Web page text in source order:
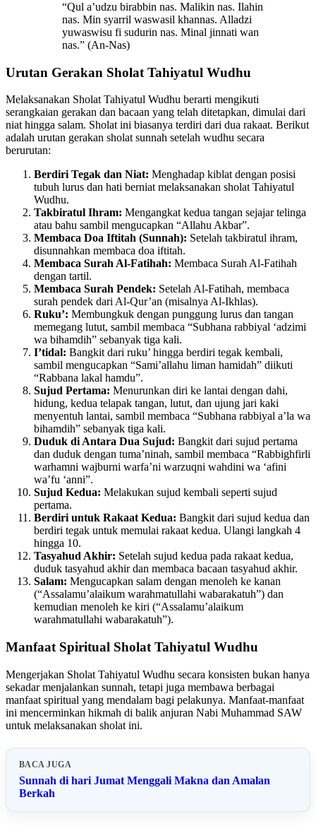
“Qul a’udzu birabbin nas. Malikin nas. Ilahin
nas. Min syarril waswasil khannas. Alladzi
yuwaswisu fi sudurin nas. Minal jinnati wan
nas.” (An-Nas)
Urutan Gerakan Sholat Tahiyatul Wudhu
Melaksanakan Sholat Tahiyatul Wudhu berarti mengikuti
serangkaian gerakan dan bacaan yang telah ditetapkan, dimulai dari
niat hingga salam. Sholat ini biasanya terdiri dari dua rakaat. Berikut
adalah urutan gerakan sholat sunnah setelah wudhu secara
berurutan:
Berdiri Tegak dan Niat: Menghadap kiblat dengan posisi
tubuh lurus dan hati berniat melaksanakan sholat Tahiyatul
Wudhu.
Takbiratul Ihram: Mengangkat kedua tangan sejajar telinga
atau bahu sambil mengucapkan “Allahu Akbar”.
Membaca Doa Iftitah (Sunnah): Setelah takbiratul ihram,
disunnahkan membaca doa iftitah.
Membaca Surah Al-Fatihah: Membaca Surah Al-Fatihah
dengan tartil.
Membaca Surah Pendek: Setelah Al-Fatihah, membaca
surah pendek dari Al-Qur’an (misalnya Al-Ikhlas).
Ruku’: Membungkuk dengan punggung lurus dan tangan
memegang lutut, sambil membaca “Subhana rabbiyal ‘adzimi
wa bihamdih” sebanyak tiga kali.
I’tidal: Bangkit dari ruku’ hingga berdiri tegak kembali,
sambil mengucapkan “Sami’allahu liman hamidah” diikuti
“Rabbana lakal hamdu”.
Sujud Pertama: Menurunkan diri ke lantai dengan dahi,
hidung, kedua telapak tangan, lutut, dan ujung jari kaki
menyentuh lantai, sambil membaca “Subhana rabbiyal a’la wa
bihamdih” sebanyak tiga kali.
Duduk di Antara Dua Sujud: Bangkit dari sujud pertama
dan duduk dengan tuma’ninah, sambil membaca “Rabbighfirli
warhamni wajburni warfa’ni warzuqni wahdini wa ‘afini
wa’fu ‘anni”.
Sujud Kedua: Melakukan sujud kembali seperti sujud
pertama.
Berdiri untuk Rakaat Kedua: Bangkit dari sujud kedua dan
berdiri tegak untuk memulai rakaat kedua. Ulangi langkah 4
hingga 10.
Tasyahud Akhir: Setelah sujud kedua pada rakaat kedua,
duduk tasyahud akhir dan membaca bacaan tasyahud akhir.
Salam: Mengucapkan salam dengan menoleh ke kanan
(“Assalamu’alaikum warahmatullahi wabarakatuh”) dan
kemudian menoleh ke kiri (“Assalamu’alaikum
warahmatullahi wabarakatuh”).
Manfaat Spiritual Sholat Tahiyatul Wudhu
Mengerjakan Sholat Tahiyatul Wudhu secara konsisten bukan hanya
sekadar menjalankan sunnah, tetapi juga membawa berbagai
manfaat spiritual yang mendalam bagi pelakunya. Manfaat-manfaat
ini mencerminkan hikmah di balik anjuran Nabi Muhammad SAW
untuk melaksanakan sholat ini.
BACA JUGA
Sunnah di hari Jumat Menggali Makna dan Amalan
Berkah